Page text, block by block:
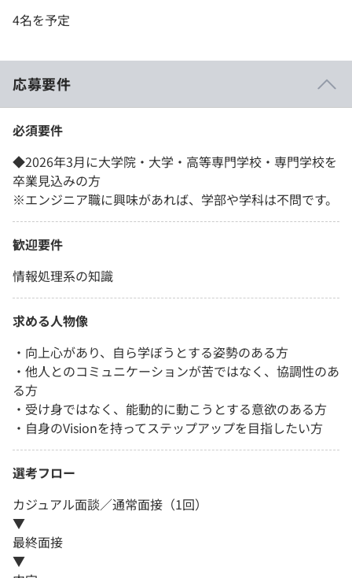
4名を予定
応募要件
必須要件
◆2026年3月に大学院・大学・高等専門学校・専門学校を
卒業見込みの方
※エンジニア職に興味があれば、学部や学科は不問です。
歓迎要件
情報処理系の知識
求める人物像
・向上心があり、自ら学ぼうとする姿勢のある方
・他人とのコミュニケーションが苦ではなく、協調性のあ
る方
・受け身ではなく、能動的に動こうとする意欲のある方
・自身のVisionを持ってステップアップを目指したい方
選考フロー
カジュアル面談／通常面接（1回）
▼
最終面接
▼